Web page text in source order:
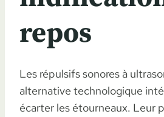
repos
Les répulsifs sonores à
alternative technologique
écarter les étourneaux. Leur